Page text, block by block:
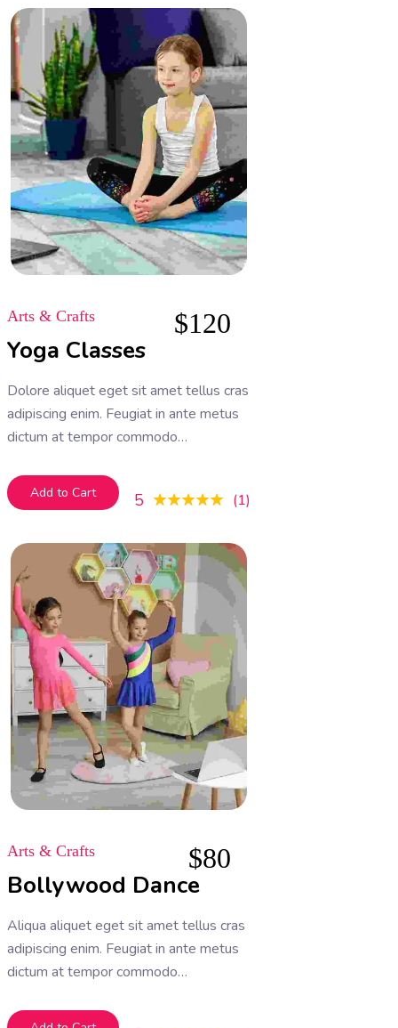
Dolor sit amet consectetur adipiscing
elit. A erat nam at lectus urna duis
convallis
Arts & Crafts
5 1
Yoga Classes
Dolore aliquet eget sit amet tellus cras
adipiscing enim. Feugiat in ante metus
dictum at tempor commodo
facilisi etiam dignissim. Vestibulum
mattis ullamcorper velit sed
Dolor sit amet consectetur adipiscing
elit. A erat nam at lectus urna duis
convallis
$120
Add to Cart
Arts & Crafts
Bollywood Dance
Aliqua aliquet eget sit amet tellus cras
adipiscing enim. Feugiat in ante metus
dictum at tempor commodo
facilisi etiam dignissim. Vestibulum
$80